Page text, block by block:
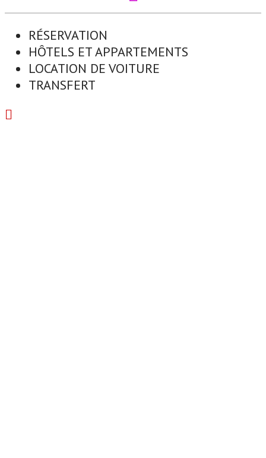
RÉSERVATION
HÔTELS ET APPARTEMENTS
LOCATION DE VOITURE
TRANSFERT